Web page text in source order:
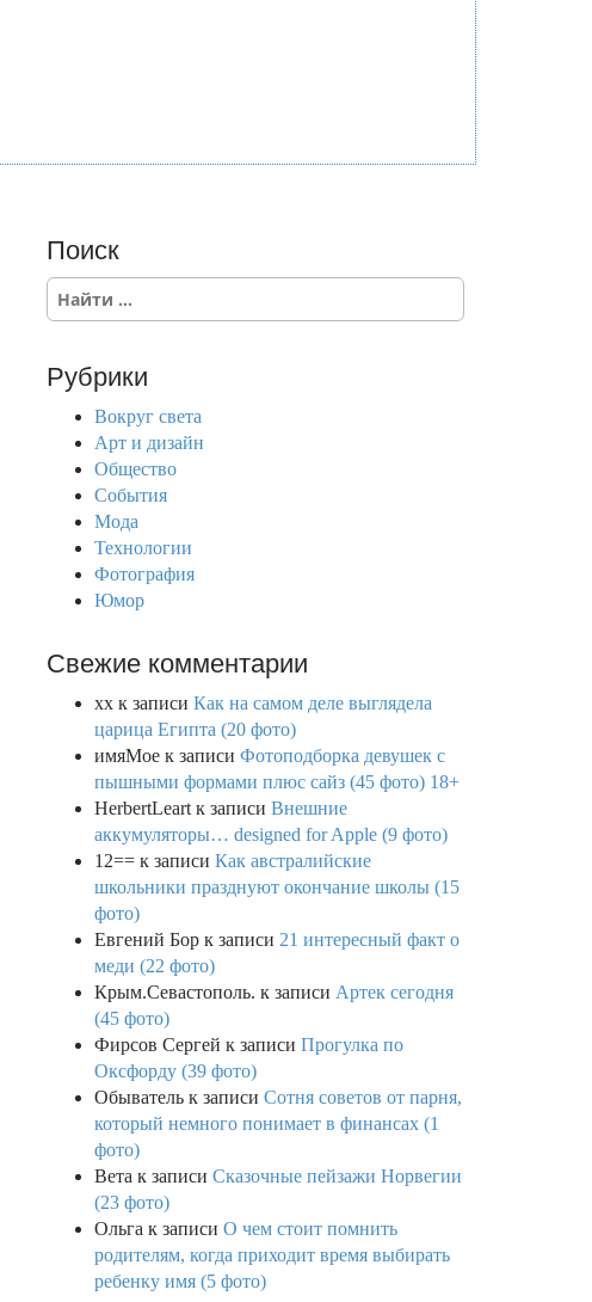
Поиск
S
e
c
Рубрики
Вокруг света
Арт и дизайн
Общество
События
Мода
Технологии
Фотография
Юмор
Свежие комментарии
xx к записи Как на самом деле выглядела
царица Египта (20 фото)
имяМое к записи Фотоподборка девушек с
пышными формами плюс сайз (45 фото) 18+
HerbertLeart к записи Внешние
аккумуляторы… designed for Apple (9 фото)
12== к записи Как австралийские
школьники празднуют окончание школы (15
фото)
Евгений Бор к записи 21 интересный факт о
меди (22 фото)
Крым.Севастополь. к записи Артек сегодня
(45 фото)
Фирсов Сергей к записи Прогулка по
Оксфорду (39 фото)
Обыватель к записи Сотня советов от парня,
который немного понимает в финансах (1
фото)
Вета к записи Сказочные пейзажи Норвегии
(23 фото)
Ольга к записи О чем стоит помнить
родителям, когда приходит время выбирать
ребенку имя (5 фото)